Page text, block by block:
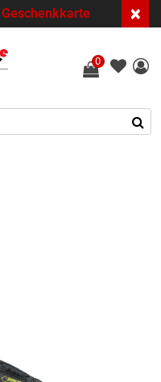
Geschenkkarte ×
0